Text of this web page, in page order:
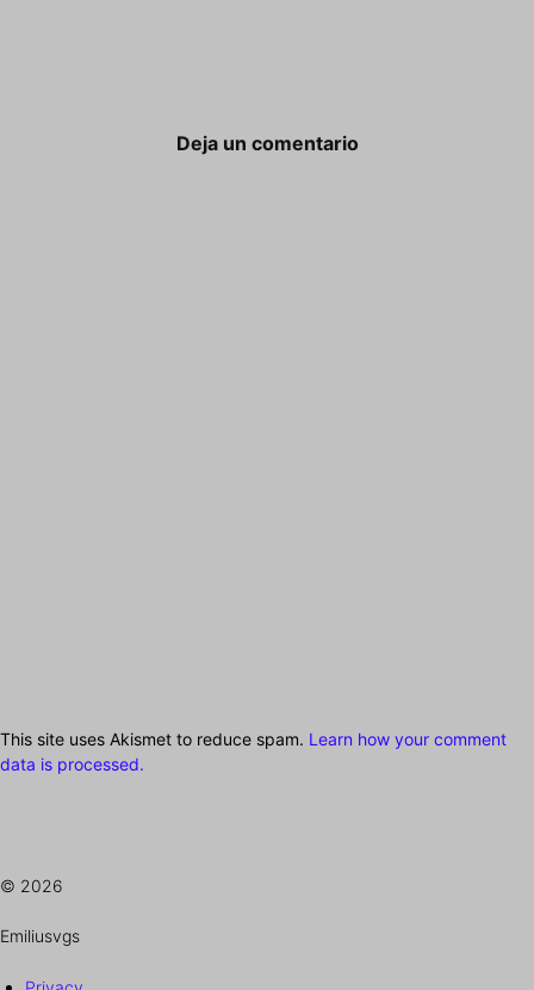
Deja un comentario
This site uses Akismet to reduce spam. Learn how your comment
data is processed.
© 2026
Emiliusvgs